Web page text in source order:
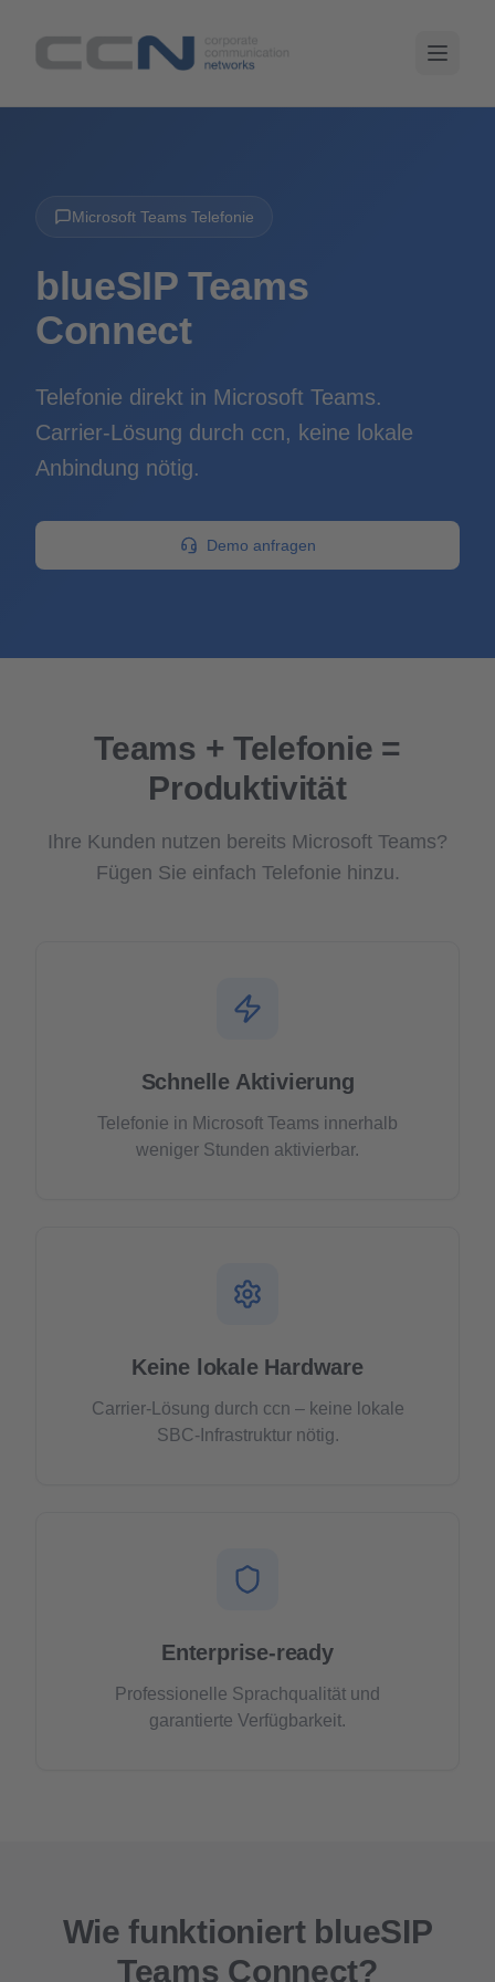
Microsoft Teams Telefonie
blueSIP Teams
Connect
Telefonie direkt in Microsoft Teams.
Carrier-Lösung durch ccn, keine lokale
Anbindung nötig.
Demo anfragen
Teams + Telefonie =
Produktivität
Ihre Kunden nutzen bereits Microsoft Teams?
Fügen Sie einfach Telefonie hinzu.
Schnelle Aktivierung
Telefonie in Microsoft Teams innerhalb
weniger Stunden aktivierbar.
Keine lokale Hardware
Carrier-Lösung durch ccn – keine lokale
SBC-Infrastruktur nötig.
Enterprise-ready
Professionelle Sprachqualität und
garantierte Verfügbarkeit.
Wie funktioniert blueSIP
Teams Connect?